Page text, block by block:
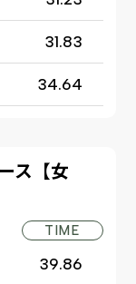
31.83
34.64
ス【女
TIME
39.86